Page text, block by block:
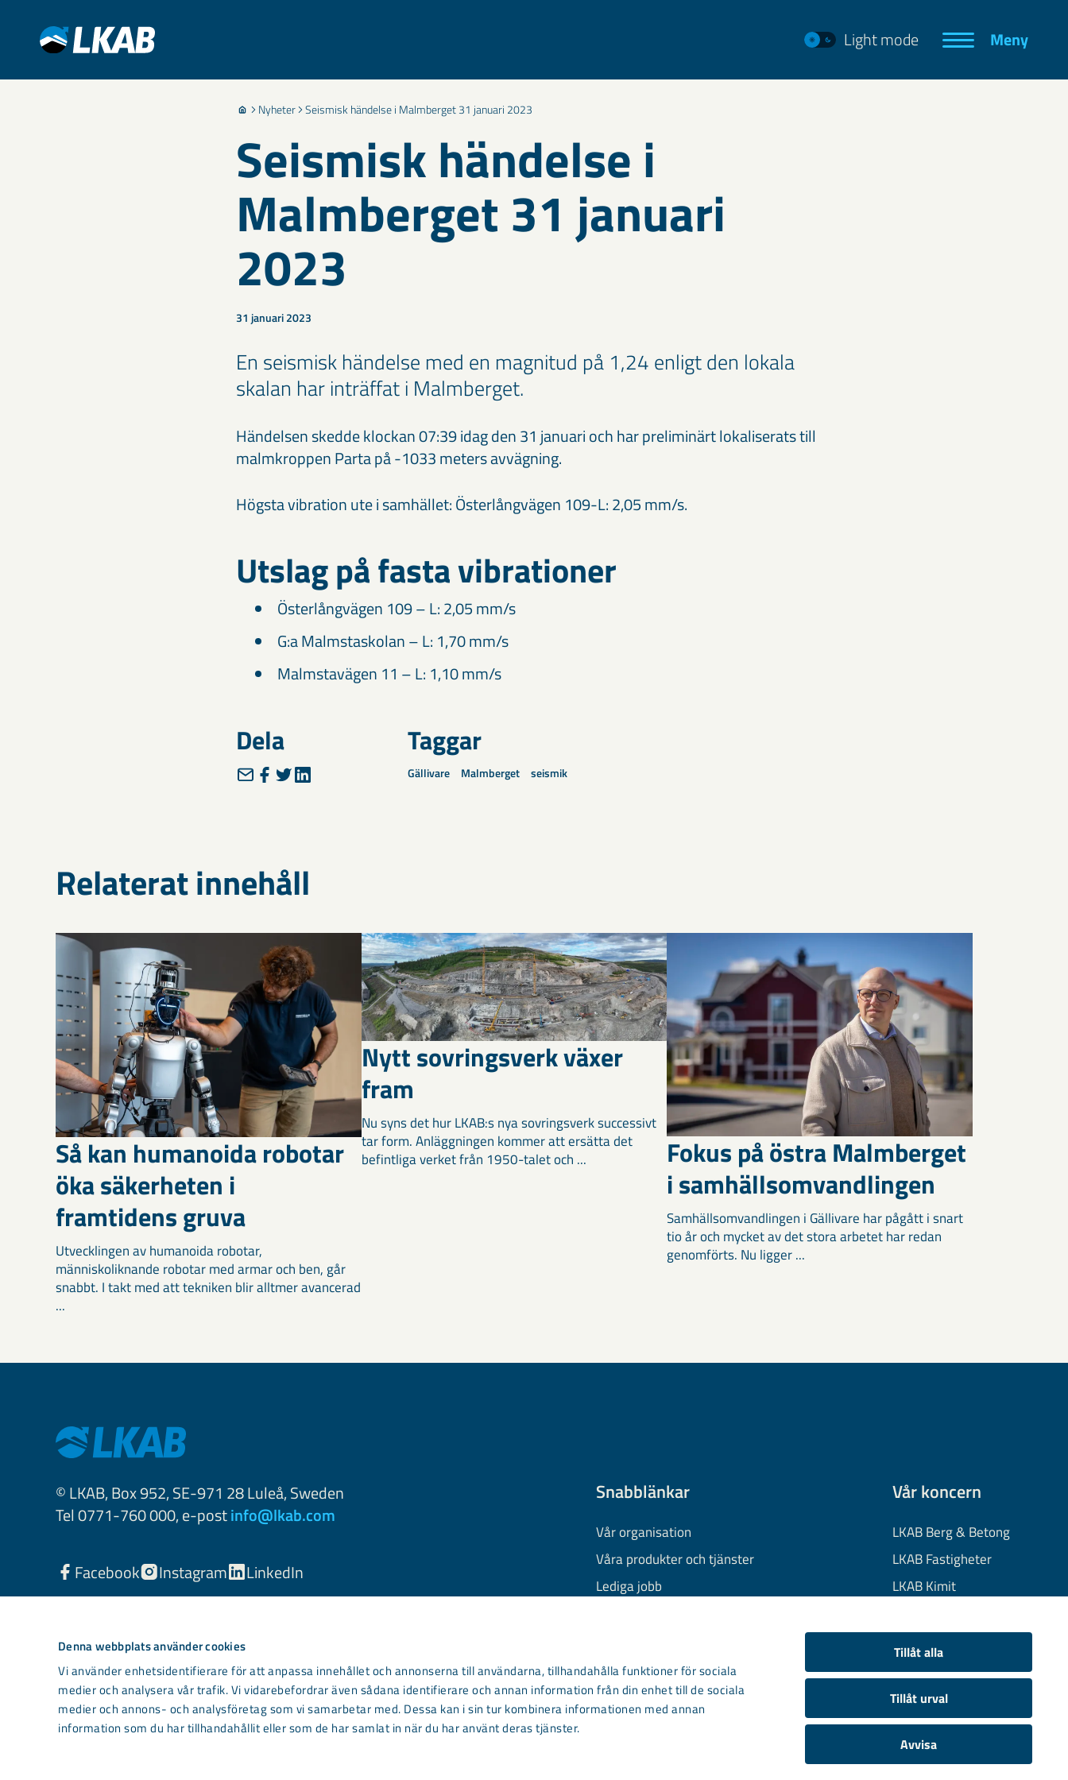
Denna webbplats använder cookies
Vi använder enhetsidentifierare för att anpassa innehållet och annonserna till användarna, tillhandahålla funktioner för sociala
medier och analysera vår trafik. Vi vidarebefordrar även sådana identifierare och annan information från din enhet till de sociala
medier och annons- och analysföretag som vi samarbetar med. Dessa kan i sin tur kombinera informationen med annan
information som du har tillhandahållit eller som de har samlat in när du har använt deras tjänster.
Tillåt alla
Tillåt urval
Avvisa
Light mode Meny
Nyheter Seismisk händelse i Malmberget 31 januari 2023
Seismisk händelse i
Malmberget 31 januari
2023
31 januari 2023
En seismisk händelse med en magnitud på 1,24 enligt den lokala
skalan har inträffat i Malmberget.
Händelsen skedde klockan 07:39 idag den 31 januari och har preliminärt lokaliserats till
malmkroppen Parta på -1033 meters avvägning.
Högsta vibration ute i samhället: Österlångvägen 109-L: 2,05 mm/s.
Utslag på fasta vibrationer
Österlångvägen 109 – L: 2,05 mm/s
G:a Malmstaskolan – L: 1,70 mm/s
Malmstavägen 11 – L: 1,10 mm/s
Dela Taggar
Gällivare Malmberget seismik
Relaterat innehåll
Så kan humanoida robotar
öka säkerheten i
framtidens gruva
Utvecklingen av humanoida robotar,
människoliknande robotar med armar och ben, går
snabbt. I takt med att tekniken blir alltmer avancerad
...
Nytt sovringsverk växer
fram
Nu syns det hur LKAB:s nya sovringsverk successivt
tar form. Anläggningen kommer att ersätta det
befintliga verket från 1950-talet och ...
Fokus på östra Malmberget
i samhällsomvandlingen
Samhällsomvandlingen i Gällivare har pågått i snart
tio år och mycket av det stora arbetet har redan
genomförts. Nu ligger ...
© LKAB, Box 952, SE-971 28 Luleå, Sweden
Tel 0771-760 000, e-postinfo@lkab.com
Facebook Instagram LinkedIn
Snabblänkar
Vår organisation
Våra produkter och tjänster
Lediga jobb
Information om cookies
Kontakta oss
Vår koncern
LKAB Berg & Betong
LKAB Fastigheter
LKAB Kimit
LKAB Wassara
Samhällsutveckling